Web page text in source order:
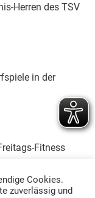
Herren des TSV
in der
Fitness
Cookies.
zuverlässig und